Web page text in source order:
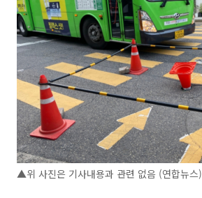
▲위 사진은 기사내용과 관련 없음 (연합뉴스)